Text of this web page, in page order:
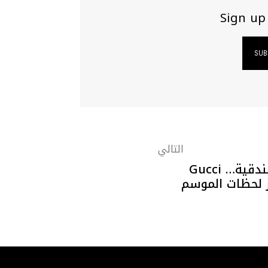
Sign
التالي
من كان إلى روما والبندقية… Gucci
لحظات الموسم